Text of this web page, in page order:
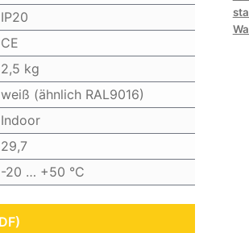
IP20
CE
2,5 kg
weiß (ähnlich RAL9016)
Indoor
29,7
-20 … +50 °C